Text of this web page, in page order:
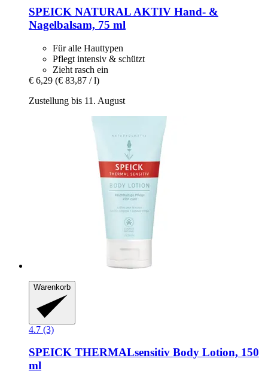
SPEICK NATURAL AKTIV Hand-​ &
Nagelbalsam, 75 ml
Für alle Hauttypen
Pflegt intensiv & schützt
Zieht rasch ein
€ 6,29 (€ 83,87 / l)
Zustellung bis 11. August
Warenkorb
4.7 (3)
SPEICK THERMALsensitiv Body Lotion, 150
ml